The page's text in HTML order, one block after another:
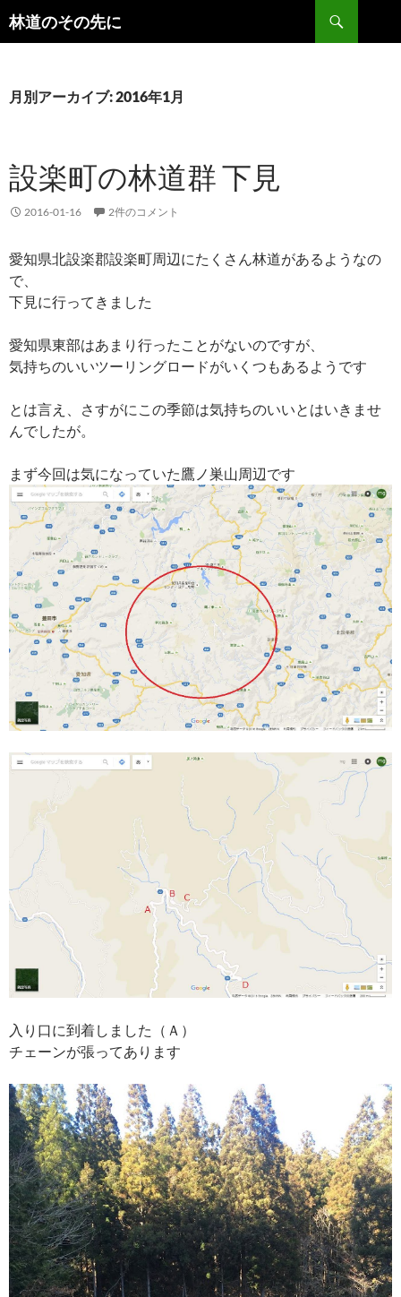
林道のその先に
検
索
ン
キ
ッ
プ
月別アーカイブ: 2016年1月
設楽町の林道群 下見
2016-01-16 2件のコメント
愛知県北設楽郡設楽町周辺にたくさん林道があるようなの
で、
下見に行ってきました
愛知県東部はあまり行ったことがないのですが、
気持ちのいいツーリングロードがいくつもあるようです
とは言え、さすがにこの季節は気持ちのいいとはいきませ
んでしたが。
まず今回は気になっていた鷹ノ巣山周辺です
入り口に到着しました（Ａ）
チェーンが張ってあります